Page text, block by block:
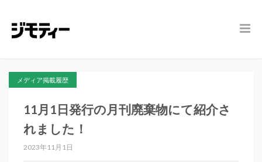
メディア掲載履歴
11月1日発行の月刊廃棄物にて紹介さ
れました！
2023年11月1日